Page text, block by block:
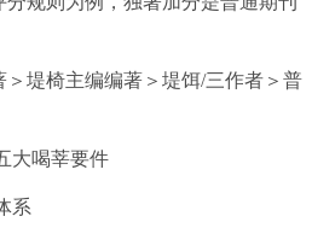
＞堤椅主编编著＞堤饵/三作者＞普
大喝莘要件
系